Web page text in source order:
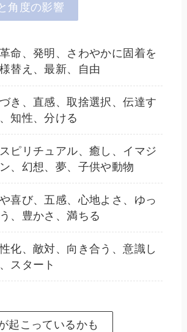
角度の影響
命、発明、さわやかに固着を
替え、最新、自由
き、直感、取捨選択、伝達す
知性、分ける
ピリチュアル、癒し、イマジ
、幻想、夢、子供や動物
喜び、五感、心地よさ、ゆっ
、豊かさ、満ちる
化、敵対、向き合う、意識し
スタート
起こっているかも